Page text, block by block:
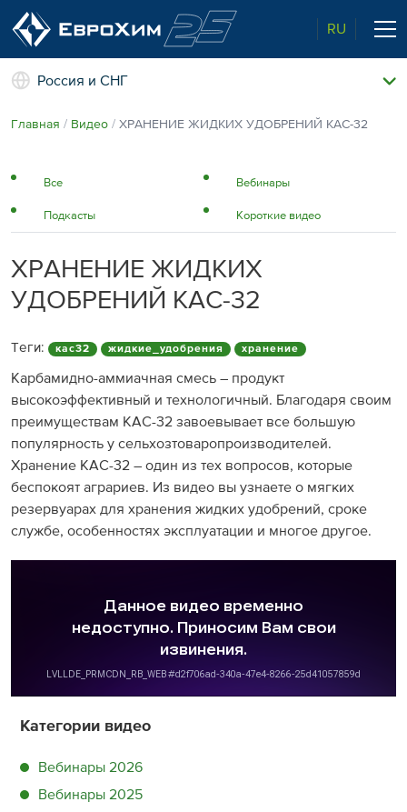
RU
Наши удобрения
О нас
Качество от лидера рынка
Агросервис
Агроэкспертиза
Полевые опыты
Новости и события
Наши контакты
Россия и СНГ
Главная Видео ХРАНЕНИЕ ЖИДКИХ УДОБРЕНИЙ КАС-32
Все Вебинары
Подкасты Короткие видео
ХРАНЕНИЕ ЖИДКИХ
УДОБРЕНИЙ КАС-32
Теги: кас32 жидкие_удобрения хранение
Карбамидно-аммиачная смесь – продукт
высокоэффективный и технологичный. Благодаря своим
преимуществам КАС-32 завоевывает все большую
популярность у сельхозтоваропроизводителей.
Хранение КАС-32 – один из тех вопросов, которые
беспокоят аграриев. Из видео вы узнаете о мягких
резервуарах для хранения жидких удобрений, сроке
службе, особенностях эксплуатации и многое другое.
Категории видео
Вебинары 2026
Вебинары 2025